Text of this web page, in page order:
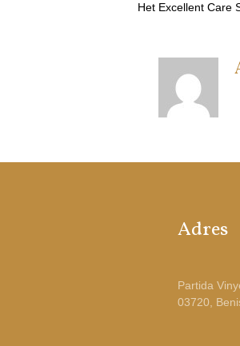
Het Excellent Care
Adres
Partida
03720,